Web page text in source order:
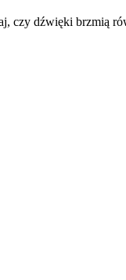
czy dźwięki brzmią